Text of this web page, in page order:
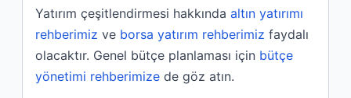
Yatırım çeşitlendirmesi hakkında altın yatırımı
rehberimiz ve borsa yatırım rehberimiz faydalı
olacaktır. Genel bütçe planlaması için bütçe
yönetimi rehberimize de göz atın.